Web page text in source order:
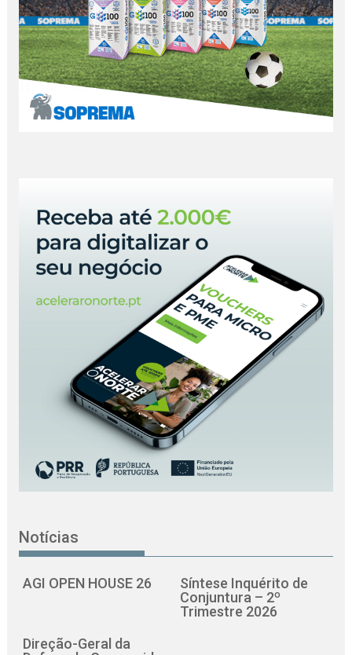
Notícias
AGI OPEN HOUSE 26
Síntese Inquérito de
Conjuntura – 2º
Trimestre 2026
Direção-Geral da